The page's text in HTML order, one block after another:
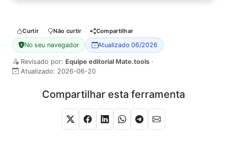
Curtir Não curtir Compartilhar
No seu navegador Atualizado 06/2026
Revisado por: Equipe editorial Mate.tools ·
Atualizado: 2026-06-20
Compartilhar esta ferramenta